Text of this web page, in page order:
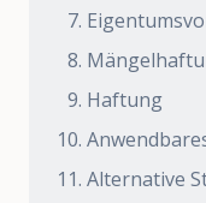
Haftung
Alternative